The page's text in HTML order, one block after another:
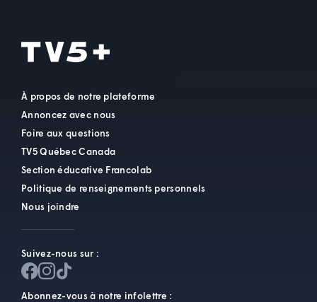
À propos de notre plateforme
Annoncez avec nous
Foire aux questions
TV5 Québec Canada
Section éducative Francolab
Politique de renseignements personnels
Nous joindre
Suivez-nous sur :
Abonnez-vous à notre infolettre :